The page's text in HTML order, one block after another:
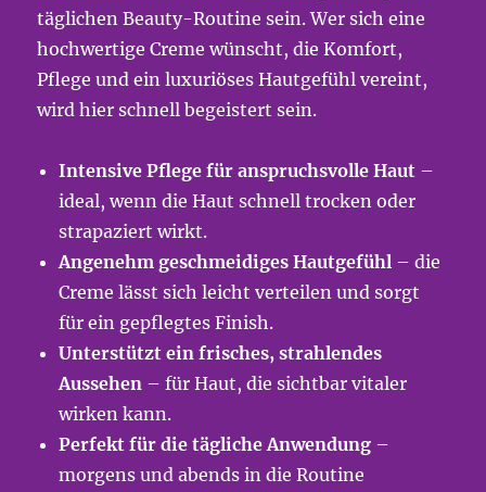
täglichen Beauty-Routine sein. Wer sich eine
hochwertige Creme wünscht, die Komfort,
Pflege und ein luxuriöses Hautgefühl vereint,
wird hier schnell begeistert sein.
Intensive Pflege für anspruchsvolle Haut –
ideal, wenn die Haut schnell trocken oder
strapaziert wirkt.
Angenehm geschmeidiges Hautgefühl – die
Creme lässt sich leicht verteilen und sorgt
für ein gepflegtes Finish.
Unterstützt ein frisches, strahlendes
Aussehen – für Haut, die sichtbar vitaler
wirken kann.
Perfekt für die tägliche Anwendung –
morgens und abends in die Routine